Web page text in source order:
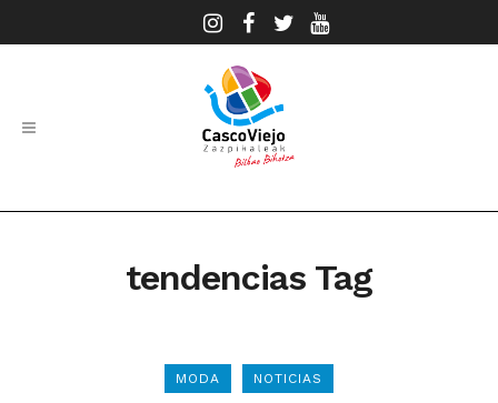
tendencias Tag
MODA NOTICIAS